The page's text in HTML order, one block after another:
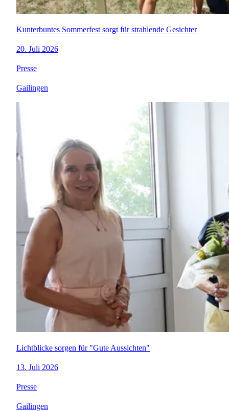
Kunterbuntes Sommerfest sorgt für strahlende Gesichter
20. Juli 2026
Presse
Gailingen
Lichtblicke sorgen für "Gute Aussichten"
13. Juli 2026
Presse
Gailingen